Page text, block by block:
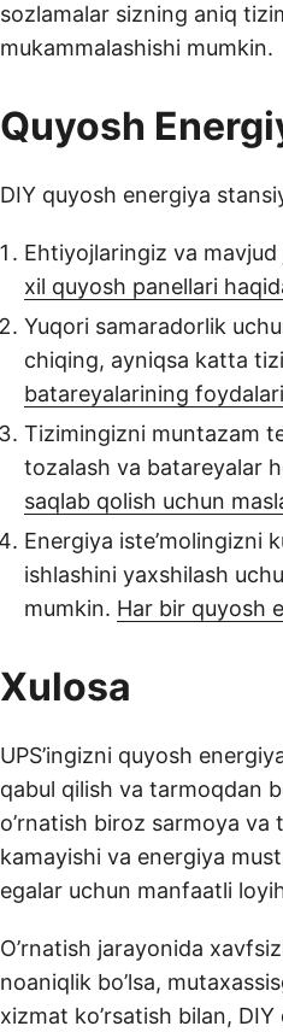
sozlamalar sizning aniq
mukammalashishi mumkin.
Quyosh
DIY quyosh energiya
Ehtiyojlaringiz va mavjud
xil quyosh panellari
Yuqori samaradorlik
chiqing, ayniqsa katta
batareyalarining
Tizimingizni muntazam
tozalash va batareyalar
saqlab qolish uchun
Energiya iste’molingizni
ishlashini yaxshilash
mumkin. Har bir quyosh
Xulosa
UPS’ingizni quyosh
qabul qilish va tarmoqdan
o’rnatish biroz sarmoya
kamayishi va energiya
egalar uchun manfaatli
O’rnatish jarayonida
noaniqlik bo’lsa,
xizmat ko’rsatish bilan,